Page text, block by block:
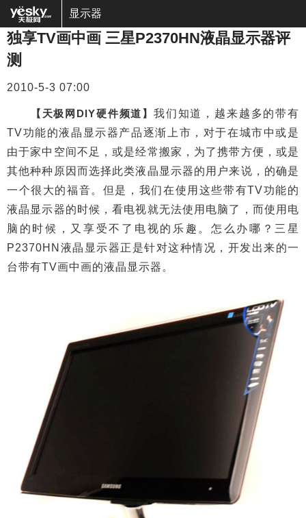
显示器
独享TV画中画 三星P2370HN液晶显示器评
测
2010-5-3 07:00
【天极网DIY硬件频道】 我们知道，越来越多的带有
TV功能的液晶显示器产品逐渐上市，对于在城市中或是
由于家中空间不足，或是经常搬家，为了携带方便，或是
其他种种原因而选择此类液晶显示器的用户来说，的确是
一个很大的福音。但是，我们在使用这些带有TV功能的
液晶显示器的时候，看电视就无法使用电脑了，而使用电
脑的时候，又享受不了电视的乐趣。怎么办哪？三星
P2370HN液晶显示器正是针对这种情况，开发出来的一
台带有TV画中画的液晶显示器。